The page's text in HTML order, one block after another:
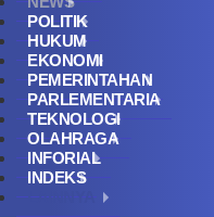
POLITIK
HUKUM
EKONOMI
PEMERINTAHAN
PARLEMENTARIA
TEKNOLOGI
OLAHRAGA
INFORIAL
INDEKS
LAINNYA